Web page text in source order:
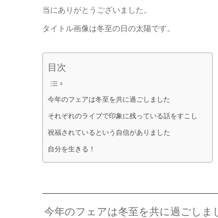
当にありがとうございました。
タイトル画像は冬至の日の太陽です。
目次
今年のフェアは冬至を共に過ごしました
それぞれのライブで印象に残っている話をすこし
祝福されているという自信がありました
自分を生きる！
今年のフェアは冬至を共に過ごしま